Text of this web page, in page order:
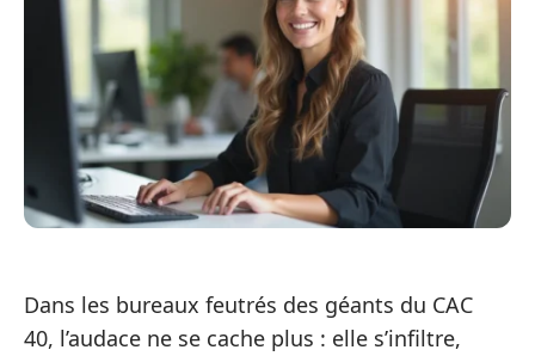
Dans les bureaux feutrés des géants du CAC
40, l’audace ne se cache plus : elle s’infiltre,